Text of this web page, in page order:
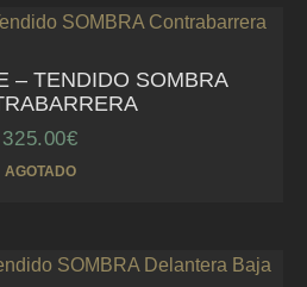
– TENDIDO SOMBRA
325.00€
AGOTADO